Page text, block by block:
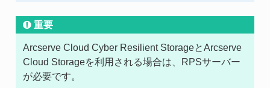
重要
Arcserve Cloud Cyber Resilient StorageとArcserve
Cloud Storageを利用される場合は、RPSサーバー
が必要です。